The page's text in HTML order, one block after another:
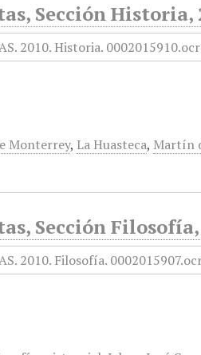
Sección Historia,
Monterrey, La Huasteca, Martín
Sección